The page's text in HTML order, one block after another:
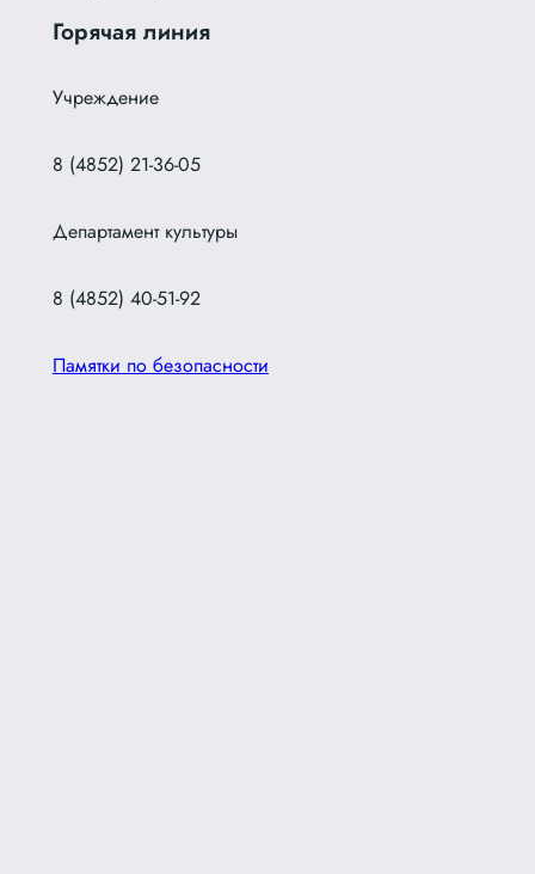
Горячая линия
Учреждение
8 (4852) 21-36-05
Департамент культуры
8 (4852) 40-51-92
Памятки по безопасности